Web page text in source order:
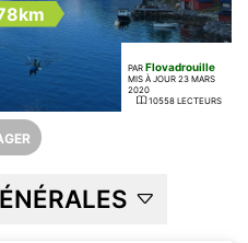
PAR Flovadrouille
MIS À JOUR 23 MARS
2020
10558 LECTEURS